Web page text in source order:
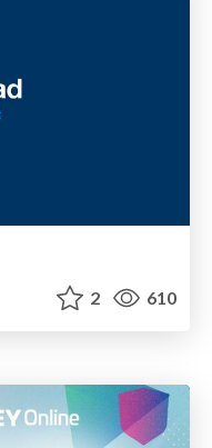
2 610